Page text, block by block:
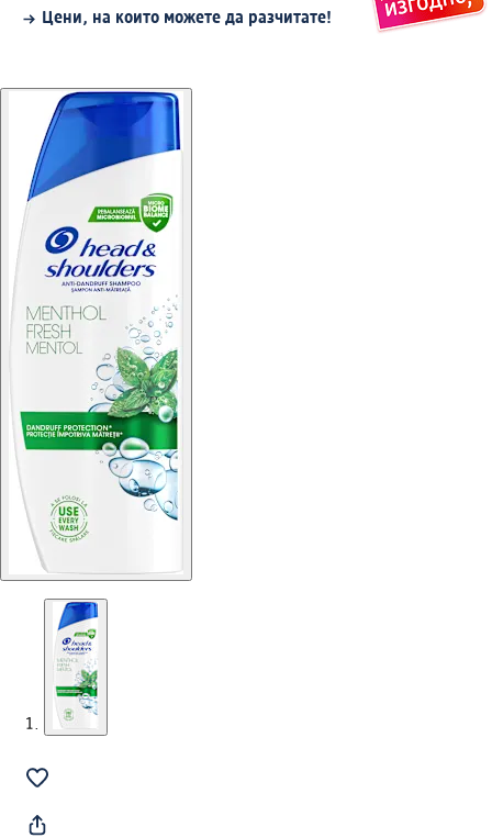
Цени, на които можете да разчитате!